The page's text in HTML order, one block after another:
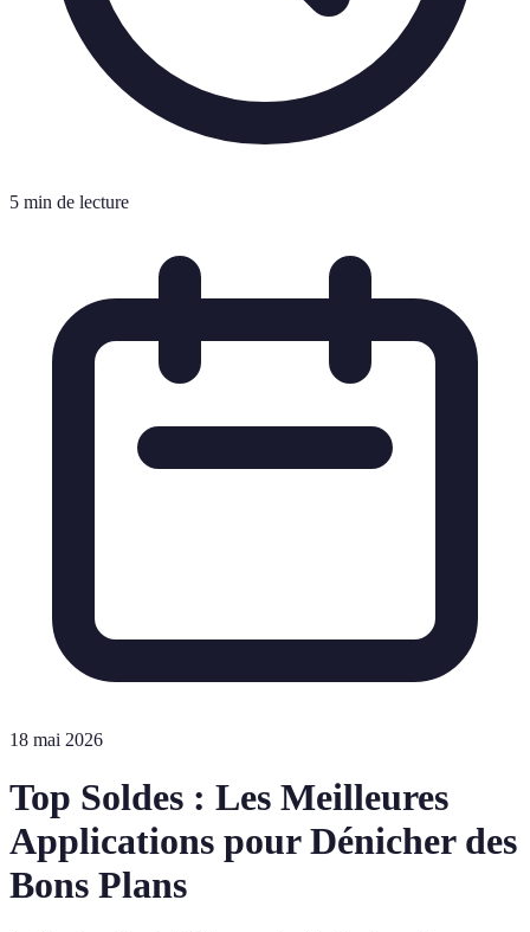
5 min de lecture
18 mai 2026
Top Soldes : Les Meilleures
Applications pour Dénicher des
Bons Plans